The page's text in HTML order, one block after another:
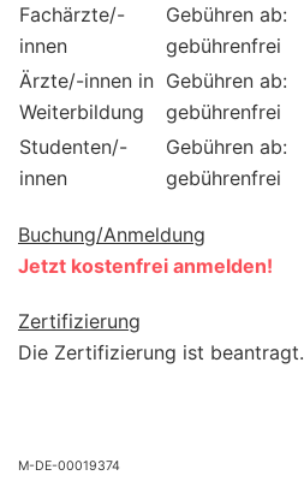
Fachärzte/-
innen
Gebühren ab:
gebührenfrei
Ärzte/-innen in
Weiterbildung
Gebühren ab:
gebührenfrei
Studenten/-
innen
Gebühren ab:
gebührenfrei
Buchung/Anmeldung
Jetzt kostenfrei anmelden!
Zertifizierung
Die Zertifizierung ist beantragt.
M-DE-00019374